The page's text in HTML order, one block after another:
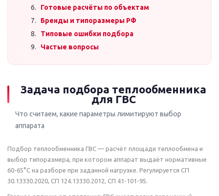
Готовые расчёты по объектам
Бренды и типоразмеры РФ
Типовые ошибки подбора
Частые вопросы
Задача подбора теплообменника
для ГВС
Что считаем, какие параметры лимитируют выбор
аппарата
Подбор теплообменника ГВС — расчёт площади теплообмена и
выбор типоразмера, при котором аппарат выдаёт нормативные
60-65°C на разборе при заданной нагрузке. Регулируется СП
30.13330.2020, СП 124.13330.2012, СП 41-101-95.